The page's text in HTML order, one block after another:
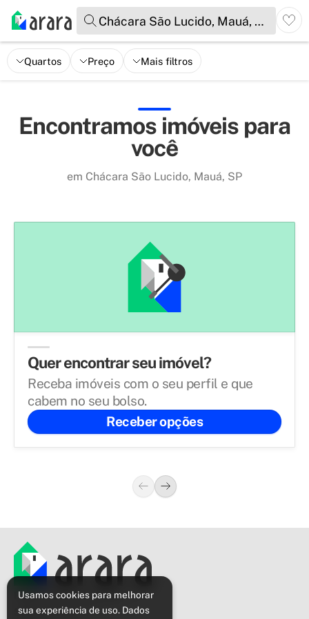
Chácara São Lucido, Mauá, SP
Quartos Preço Mais filtros
Encontramos imóveis para
você
em Chácara São Lucido, Mauá, SP
Quer encontrar seu imóvel?
Receba imóveis com o seu perfil e que
cabem no seu bolso.
Receber opções
Política de privacidade
Sobre o Arara
Usamos cookies para melhorar
sua experiência de uso. Dados